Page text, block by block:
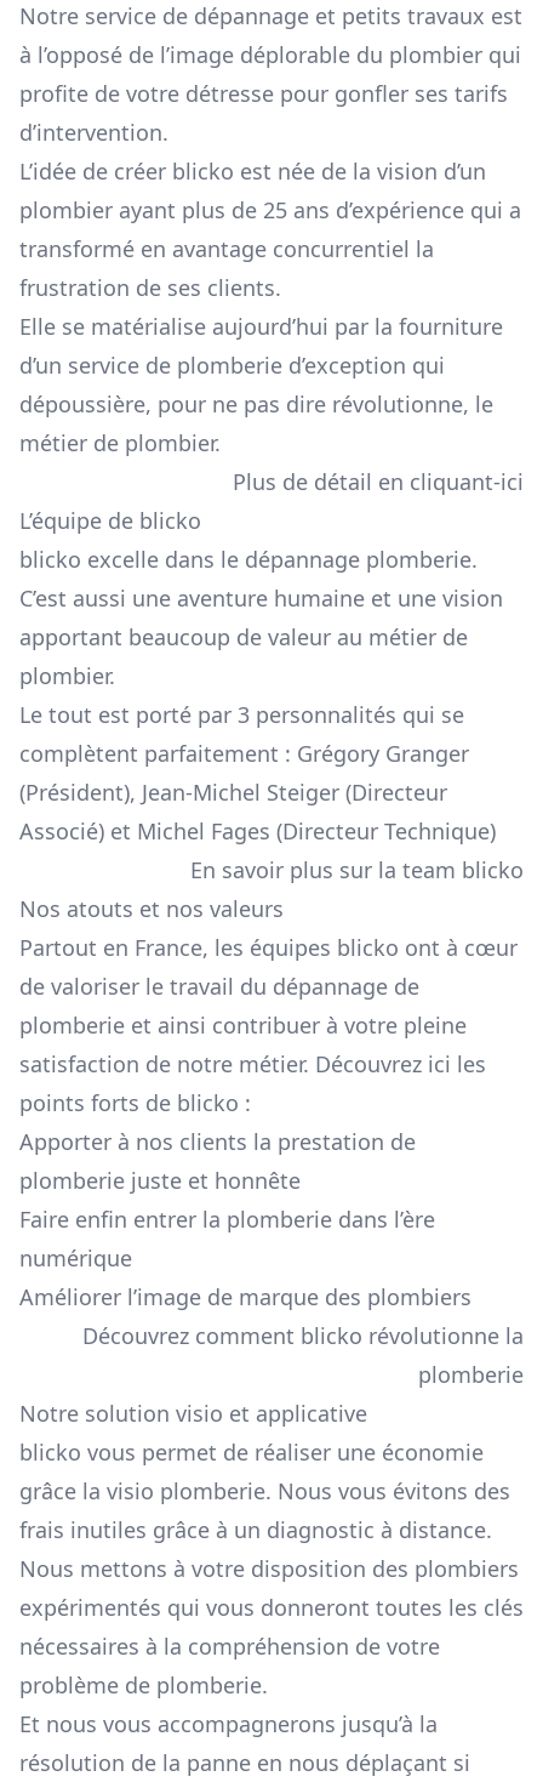
Notre service de dépannage et petits travaux est
à l’opposé de l’image déplorable du plombier qui
profite de votre détresse pour gonfler ses tarifs
d’intervention.
L’idée de créer blicko est née de la vision d’un
plombier ayant plus de 25 ans d’expérience qui a
transformé en avantage concurrentiel la
frustration de ses clients.
Elle se matérialise aujourd’hui par la fourniture
d’un service de plomberie d’exception qui
dépoussière, pour ne pas dire révolutionne, le
métier de plombier.
Plus de détail en cliquant-ici
L’équipe de blicko
blicko excelle dans le dépannage plomberie.
C’est aussi une aventure humaine et une vision
apportant beaucoup de valeur au métier de
plombier.
Le tout est porté par 3 personnalités qui se
complètent parfaitement : Grégory Granger
(Président), Jean-Michel Steiger (Directeur
Associé) et Michel Fages (Directeur Technique)
En savoir plus sur la team blicko
Nos atouts et nos valeurs
Partout en France, les équipes blicko ont à cœur
de valoriser le travail du dépannage de
plomberie et ainsi contribuer à votre pleine
satisfaction de notre métier. Découvrez ici les
points forts de blicko :
Apporter à nos clients la prestation de
plomberie juste et honnête
Faire enfin entrer la plomberie dans l’ère
numérique
Améliorer l’image de marque des plombiers
Découvrez comment blicko révolutionne la
plomberie
Notre solution visio et applicative
blicko vous permet de réaliser une économie
grâce la visio plomberie. Nous vous évitons des
frais inutiles grâce à un diagnostic à distance.
Nous mettons à votre disposition des plombiers
expérimentés qui vous donneront toutes les clés
nécessaires à la compréhension de votre
problème de plomberie.
Et nous vous accompagnerons jusqu’à la
résolution de la panne en nous déplaçant si